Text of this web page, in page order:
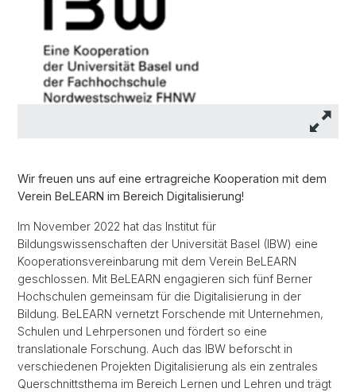
Wir freuen uns auf eine ertragreiche Kooperation mit dem
Verein BeLEARN im Bereich Digitalisierung!
Im November 2022 hat das Institut für
Bildungswissenschaften der Universität Basel (IBW) eine
Kooperationsvereinbarung mit dem Verein BeLEARN
geschlossen. Mit BeLEARN engagieren sich fünf Berner
Hochschulen gemeinsam für die Digitalisierung in der
Bildung. BeLEARN vernetzt Forschende mit Unternehmen,
Schulen und Lehrpersonen und fördert so eine
translationale Forschung. Auch das IBW beforscht in
verschiedenen Projekten Digitalisierung als ein zentrales
Querschnittsthema im Bereich Lernen und Lehren und trägt